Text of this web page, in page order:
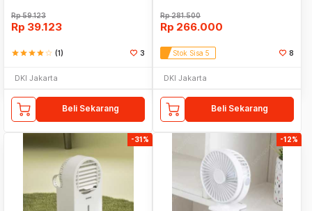
Rp59.123
Rp 39.123
starstarstarstarstar_border (1) 3
DKI Jakarta
Beli Sekarang
Rp281.500
Rp 266.000
Stok Sisa 5 8
DKI Jakarta
Beli Sekarang
-31% -12%